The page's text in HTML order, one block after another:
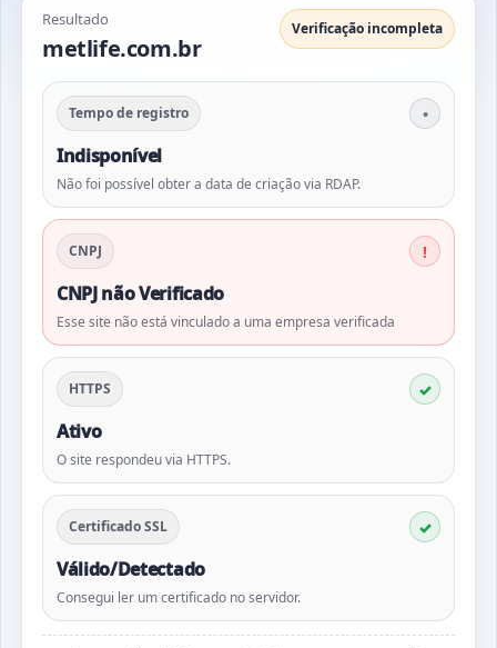
Resultado
metlife.com.br
Verificação incompleta
Tempo de registro
Indisponível
Não foi possível obter a data de criação via RDAP.
CNPJ
CNPJ não Verificado
Esse site não está vinculado a uma empresa verificada
HTTPS
Ativo
O site respondeu via HTTPS.
Certificado SSL
Válido/Detectado
Consegui ler um certificado no servidor.